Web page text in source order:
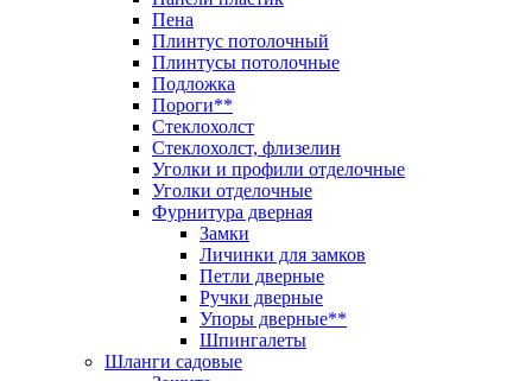
Пена
Плинтус потолочный
Плинтусы потолочные
Подложка
Пороги**
Стеклохолст
Стеклохолст, флизелин
Уголки и профили отделочные
Уголки отделочные
Фурнитура дверная
Замки
Личинки для замков
Петли дверные
Ручки дверные
Упоры дверные**
Шпингалеты
Шланги садовые